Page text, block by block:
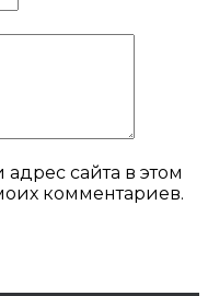
сайта в этом
комментариев.